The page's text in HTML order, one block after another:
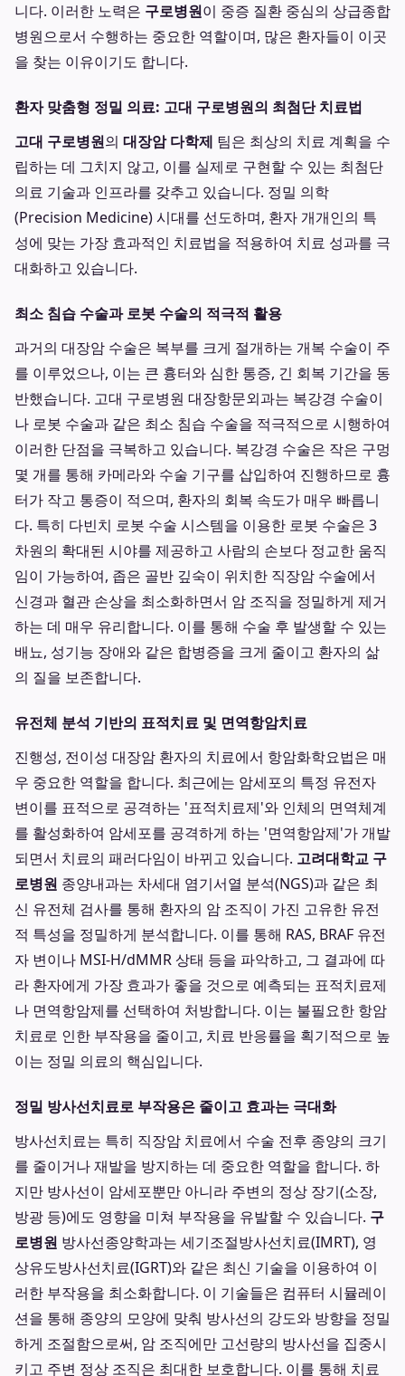
니다. 이러한 노력은 구로병원이 중증 질환 중심의 상급종합
병원으로서 수행하는 중요한 역할이며, 많은 환자들이 이곳
을 찾는 이유이기도 합니다.
환자 맞춤형 정밀 의료: 고대 구로병원의 최첨단 치료법
고대 구로병원의 대장암 다학제 팀은 최상의 치료 계획을 수
립하는 데 그치지 않고, 이를 실제로 구현할 수 있는 최첨단
의료 기술과 인프라를 갖추고 있습니다. 정밀 의학
(Precision Medicine) 시대를 선도하며, 환자 개개인의 특
성에 맞는 가장 효과적인 치료법을 적용하여 치료 성과를 극
대화하고 있습니다.
최소 침습 수술과 로봇 수술의 적극적 활용
과거의 대장암 수술은 복부를 크게 절개하는 개복 수술이 주
를 이루었으나, 이는 큰 흉터와 심한 통증, 긴 회복 기간을 동
반했습니다. 고대 구로병원 대장항문외과는 복강경 수술이
나 로봇 수술과 같은 최소 침습 수술을 적극적으로 시행하여
이러한 단점을 극복하고 있습니다. 복강경 수술은 작은 구멍
몇 개를 통해 카메라와 수술 기구를 삽입하여 진행하므로 흉
터가 작고 통증이 적으며, 환자의 회복 속도가 매우 빠릅니
다. 특히 다빈치 로봇 수술 시스템을 이용한 로봇 수술은 3
차원의 확대된 시야를 제공하고 사람의 손보다 정교한 움직
임이 가능하여, 좁은 골반 깊숙이 위치한 직장암 수술에서
신경과 혈관 손상을 최소화하면서 암 조직을 정밀하게 제거
하는 데 매우 유리합니다. 이를 통해 수술 후 발생할 수 있는
배뇨, 성기능 장애와 같은 합병증을 크게 줄이고 환자의 삶
의 질을 보존합니다.
유전체 분석 기반의 표적치료 및 면역항암치료
진행성, 전이성 대장암 환자의 치료에서 항암화학요법은 매
우 중요한 역할을 합니다. 최근에는 암세포의 특정 유전자
변이를 표적으로 공격하는 '표적치료제'와 인체의 면역체계
를 활성화하여 암세포를 공격하게 하는 '면역항암제'가 개발
되면서 치료의 패러다임이 바뀌고 있습니다. 고려대학교 구
로병원 종양내과는 차세대 염기서열 분석(NGS)과 같은 최
신 유전체 검사를 통해 환자의 암 조직이 가진 고유한 유전
적 특성을 정밀하게 분석합니다. 이를 통해 RAS, BRAF 유전
자 변이나 MSI-H/dMMR 상태 등을 파악하고, 그 결과에 따
라 환자에게 가장 효과가 좋을 것으로 예측되는 표적치료제
나 면역항암제를 선택하여 처방합니다. 이는 불필요한 항암
치료로 인한 부작용을 줄이고, 치료 반응률을 획기적으로 높
이는 정밀 의료의 핵심입니다.
정밀 방사선치료로 부작용은 줄이고 효과는 극대화
방사선치료는 특히 직장암 치료에서 수술 전후 종양의 크기
를 줄이거나 재발을 방지하는 데 중요한 역할을 합니다. 하
지만 방사선이 암세포뿐만 아니라 주변의 정상 장기(소장,
방광 등)에도 영향을 미쳐 부작용을 유발할 수 있습니다. 구
로병원 방사선종양학과는 세기조절방사선치료(IMRT), 영
상유도방사선치료(IGRT)와 같은 최신 기술을 이용하여 이
러한 부작용을 최소화합니다. 이 기술들은 컴퓨터 시뮬레이
션을 통해 종양의 모양에 맞춰 방사선의 강도와 방향을 정밀
하게 조절함으로써, 암 조직에만 고선량의 방사선을 집중시
키고 주변 정상 조직은 최대한 보호합니다. 이를 통해 치료